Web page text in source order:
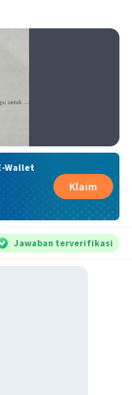
Wallet
Klaim
Jawaban terverifikasi